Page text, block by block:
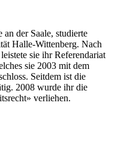
der Saale, studierte
Halle-Wittenberg. Nach
sie ihr Referendariat
sie 2003 mit dem
Seitdem ist die
2008 wurde ihr die
verliehen.